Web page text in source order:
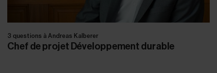
3 questions à Andreas Kalberer
Chef de projet Développement durable